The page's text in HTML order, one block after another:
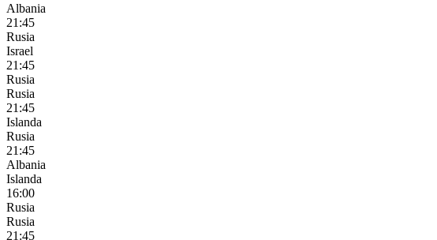
Albania
21:45
Rusia
Israel
21:45
Rusia
Rusia
21:45
Islanda
Rusia
21:45
Albania
Islanda
16:00
Rusia
Rusia
21:45